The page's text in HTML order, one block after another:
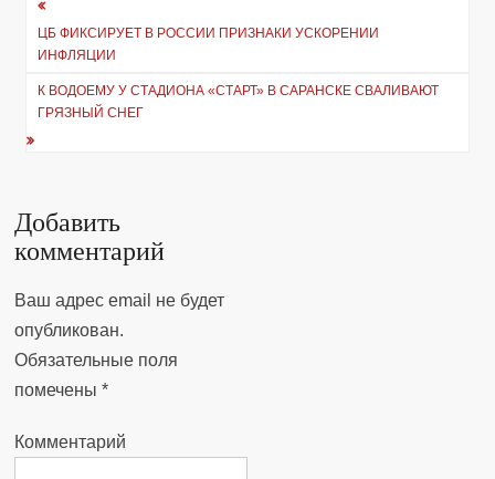
Навигация
по
записям
ЦБ ФИКСИРУЕТ В РОССИИ ПРИЗНАКИ УСКОРЕНИИ
ИНФЛЯЦИИ
К ВОДОЕМУ У СТАДИОНА «СТАРТ» В САРАНСКЕ СВАЛИВАЮТ
ГРЯЗНЫЙ СНЕГ
Добавить
комментарий
Ваш адрес email не будет
опубликован.
Обязательные поля
помечены*
Комментарий